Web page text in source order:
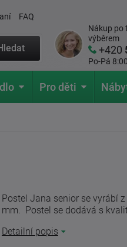
FAQ
Nákup po
výběrem
+420
Po-Pá
Pro děti
Postel Jana senior se vyrábí
mm. Postel se dodává s
Detailní popis